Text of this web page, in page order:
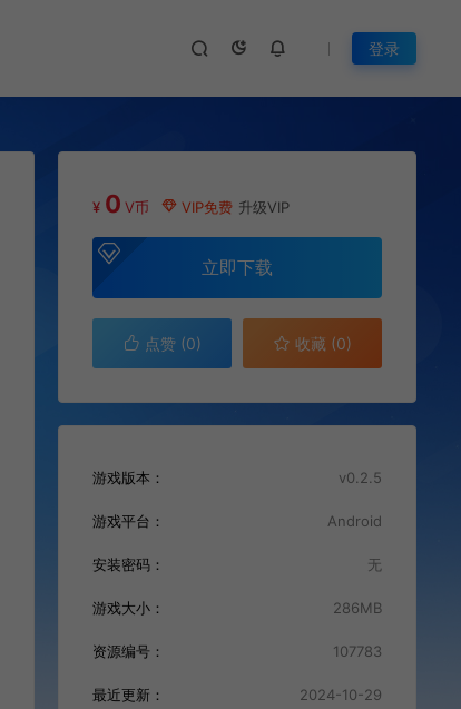
登录
¥ 0 V币 VIP免费 升级VIP
立即下载
点赞 (0) 收藏 (0)
游戏版本： v0.2.5
游戏平台： Android
安装密码： 无
游戏大小： 286MB
资源编号： 107783
最近更新： 2024-10-29